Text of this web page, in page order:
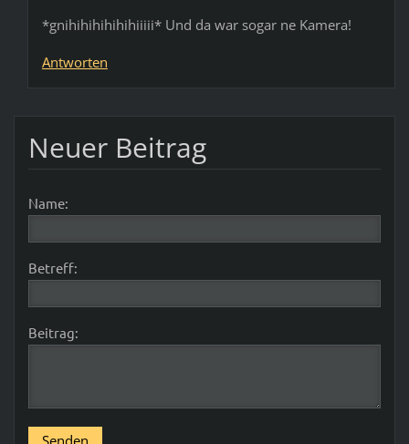
*gnihihihihihihiiiii* Und da war sogar ne Kamera!
Antworten
Neuer Beitrag
Name:
Betreff:
Beitrag: